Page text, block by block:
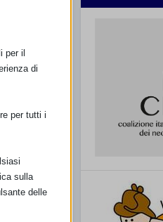
per il
di
per tutti i
sulla
delle